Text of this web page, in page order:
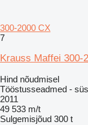
300-2000 CX
7
Krauss Maffei 300-
Hind nõudmisel
Tööstusseadmed -
2011
49 533 m/t
Sulgemisjõud 300 t